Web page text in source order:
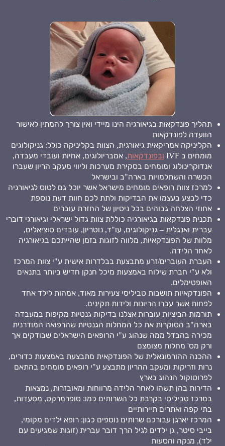
תהליך פונדקאות בגיאורגיה הינו מיידי ואין צורך להמתין לאישור
הוועדה לפונדקאות
הקליניקה אמריקאית גיאורגית, הצוות בקליניקה כולל: גניקולוגים
מומחים ב IVF
ובפונדקאות, אמבריולוגים, אחיות ועובדי מעבדה,
אנדוקרינולוג ומומחים בסקירת מערכות וליווי מעקב הריון שעברו
הכשרה והשתלמויות בארה"ב ובישראל
למרכז צוות רופאים מומחים מישראל אשר יוכל גם לטוס לגיאורגיה
כדי לבצע בעצמו את הבדיקות ולתת לכם חוות דעת נוספת
אחוזי הצלחה גבוהים בכל ניסיון של החזרת עוברים
תכנית פונדקאות בגיאורגיה כוללת צוות גדול ישראלי וגיאורגי דוברי
עברית ואנגלית – גניקולוגים, עו"ד, נוטריון, עובדים סוציאלים,
מלוות של הפונדקאיות, מלווה לזוגות בזמן שהייתכם בגיאורגיה
לאחר הלידה.
העברת העוברים/זרע מתבצעת בבלדרות אישית ע"י צוות המרכז
ולא ע"י חברת שילוח באמצעות מיכל חנקן חדיש ביותר בתנאים
האופטימלים.
הפונדקאיות תושבות טביליסי צעירות מאוד, אמהות לילד אחד
לפחות אשר עברו הריונות ולידות תקינים.
תורמות הביציות עוברות אצלנו בדיקות גנטיות מקיפות במעבדה
בארה"ב הסוקרות את כל המחלות הגנטיות שהרפואה המודרנית
מכירה בהבדל ממה שנהוג ע"י הרופאים הישראלים שבודקים אך
ורק מס' מחלות מצומצם
ההכנה ההורמונאלית של הפונדקאית מתבצעת באמצעות כדורים,
נרות וזריקות ומעקב ההריון מתבצע ע"י רופאים מומחים בהתאם
לפרוטוקול הנהוג בארץ
הדירות בהן תשהו לאחר הלידה מרווחות ומאובזרות, נמצאות
במרכז טביליסי בקרבת כל השרותים כמו: סופרמרקט, מסעדות,
בתי קפה ואתרים תיירותיים
המרכז יארגן עבורכם שרותים נוספים כגון: רופא ילדים מקומי,
בייבי סיטר, גן ילדים לגיל הרך דובר עברית (זוגות שמגיעים עם
ילד), מנקה והסעות